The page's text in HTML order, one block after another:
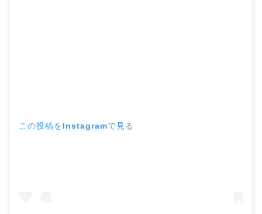
この投稿をInstagramで見る